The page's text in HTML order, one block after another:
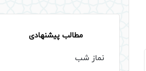
مطالب پیشنهادی
نماز شب